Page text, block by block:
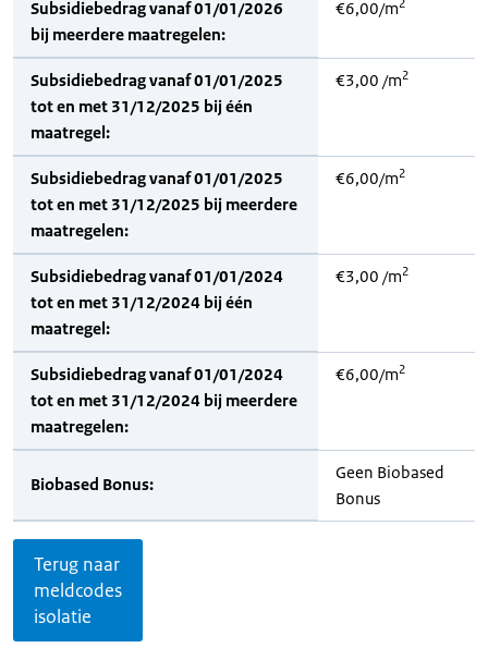
Subsidiebedrag vanaf 01/01/2026
bij meerdere maatregelen:
€6,00/m2
Subsidiebedrag vanaf 01/01/2025
tot en met 31/12/2025 bij één
maatregel:
€3,00 /m2
Subsidiebedrag vanaf 01/01/2025
tot en met 31/12/2025 bij meerdere
maatregelen:
€6,00/m2
Subsidiebedrag vanaf 01/01/2024
tot en met 31/12/2024 bij één
maatregel:
€3,00 /m2
Subsidiebedrag vanaf 01/01/2024
tot en met 31/12/2024 bij meerdere
maatregelen:
€6,00/m2
Biobased Bonus:
Geen Biobased
Bonus
Terug naar
meldcodes
isolatie